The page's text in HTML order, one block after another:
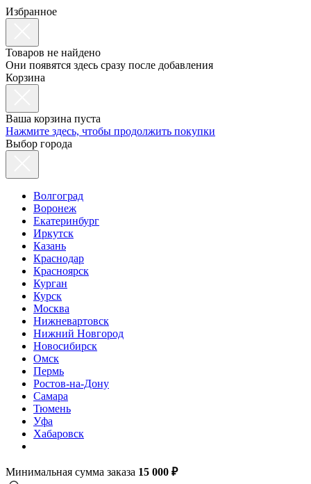
Избранное
Товаров не найдено
Они появятся здесь сразу после добавления
Корзина
Ваша корзина пуста
Нажмите здесь, чтобы продолжить покупки
Выбор города
Волгоград
Воронеж
Екатеринбург
Иркутск
Казань
Краснодар
Красноярск
Курган
Курск
Москва
Нижневартовск
Нижний Новгород
Новосибирск
Омск
Пермь
Ростов-на-Дону
Самара
Тюмень
Уфа
Хабаровск
Минимальная сумма заказа 15 000 ₽